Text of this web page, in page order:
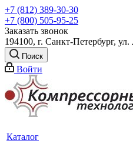
+7 (812) 389-30-30
+7 (800) 505-95-25
Заказать звонок
194100, г. Санкт-Петербург,
Поиск
Войти
Каталог